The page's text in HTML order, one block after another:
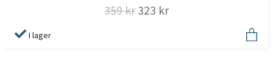
359 kr 323 kr
I lager